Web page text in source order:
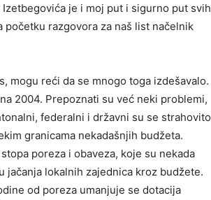
je i moj put i sigurno put svih
razgovora za naš list načelnik
mogu reći da se mnogo toga izdešavalo.
2004. Prepoznati su već neki problemi,
federalni i državni su se strahovito
granicama nekadašnjih budžeta.
poreza i obaveza, koje su nekada
jačanja lokalnih zajednica kroz budžete.
od poreza umanjuje se dotacija